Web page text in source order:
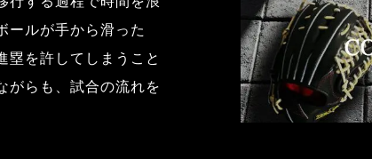
ールが手から滑った
塁を許してしまうこと
がらも、試合の流れを